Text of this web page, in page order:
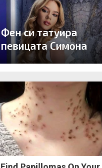
Фен си татуира
певицата Симона